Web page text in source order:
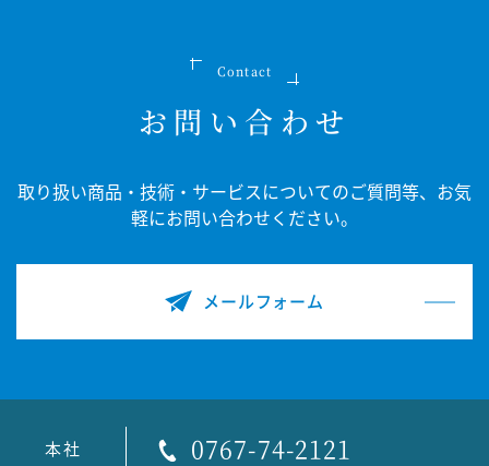
Contact
お問い合わせ
取り扱い商品・技術・サービスについてのご質問等、
お気
軽にお問い合わせください。
メールフォーム
本社 0767-74-2121